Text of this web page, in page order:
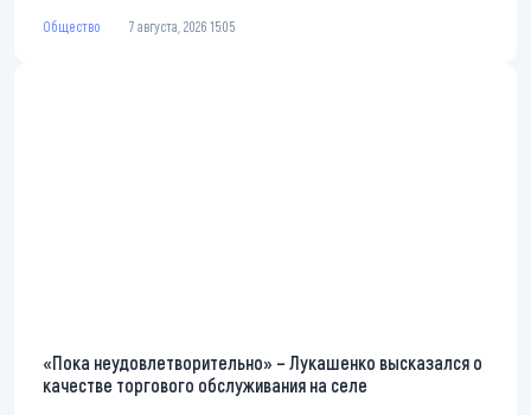
Общество 7 августа, 2026 15:05
«Пока неудовлетворительно» – Лукашенко высказался о
качестве торгового обслуживания на селе